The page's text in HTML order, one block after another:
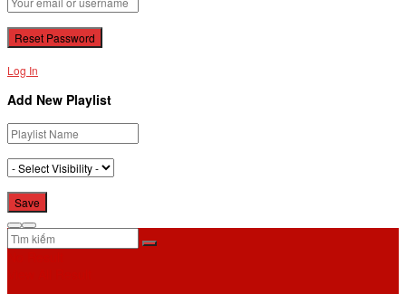
Log In
Add New Playlist